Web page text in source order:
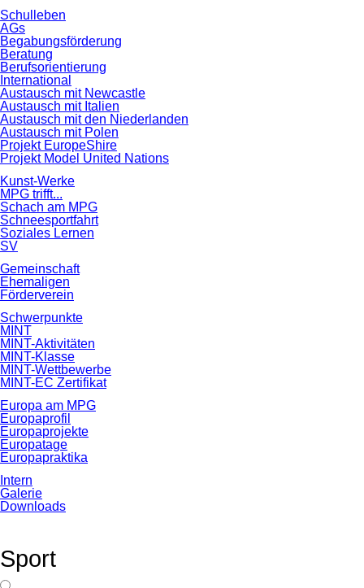
Schulleben
AGs
Begabungsförderung
Beratung
Berufsorientierung
International
Austausch mit Newcastle
Austausch mit Italien
Austausch mit den Niederlanden
Austausch mit Polen
Projekt EuropeShire
Projekt Model United Nations
Kunst-Werke
MPG trifft...
Schach am MPG
Schneesportfahrt
Soziales Lernen
SV
Gemeinschaft
Ehemaligen
Förderverein
Schwerpunkte
MINT
MINT-Aktivitäten
MINT-Klasse
MINT-Wettbewerbe
MINT-EC Zertifikat
Europa am MPG
Europaprofil
Europaprojekte
Europatage
Europapraktika
Intern
Galerie
Downloads
Sport